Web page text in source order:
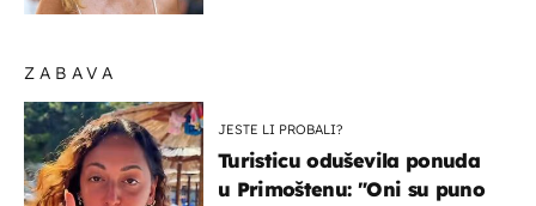
ZABAVA
JESTE LI PROBALI?
Turisticu oduševila ponuda
u Primoštenu: "Oni su puno